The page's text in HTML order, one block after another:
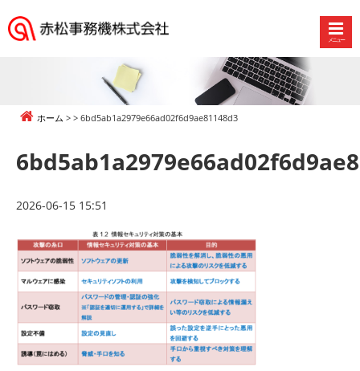
メニュー
式
ホーム 6bd5ab1a2979e66ad02f6d9ae81148d3
2026-06-15 15:51